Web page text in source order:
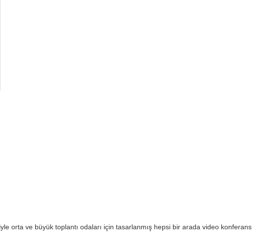
orta ve büyük toplantı odaları için tasarlanmış hepsi bir arada video konferans